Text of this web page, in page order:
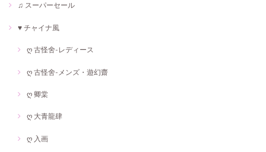
♫ スーパーセール
♥ チャイナ風
ღ 古怪舍-レディース
ღ 古怪舍-メンズ・遊幻齋
ღ 卿棠
ღ 大青龍肆
ღ 入画